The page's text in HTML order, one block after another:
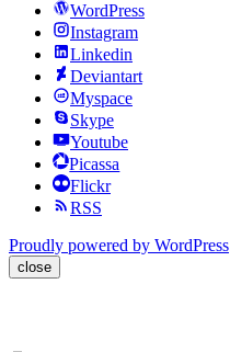
WordPress
Instagram
Linkedin
Deviantart
Myspace
Skype
Youtube
Picassa
Flickr
RSS
Proudly powered by WordPress
close